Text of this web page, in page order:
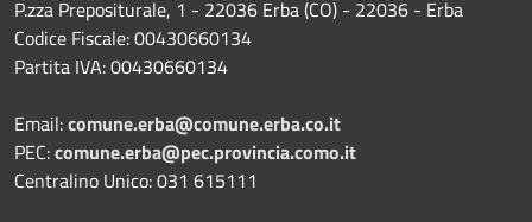
P.zza Prepositurale, 1 - 22036 Erba (CO) - 22036 - Erba
Codice Fiscale: 00430660134
Partita IVA: 00430660134
Email:comune.erba@comune.erba.co.it
PEC:comune.erba@pec.provincia.como.it
Centralino Unico: 031 615111